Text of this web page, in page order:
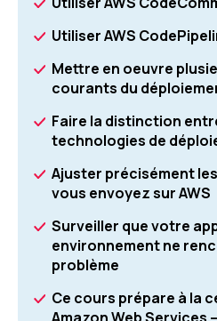
Utiliser AWS
Mettre en oeuvre
courants du
Faire la distinction
technologies de
Ajuster précisément
vous envoyez sur AWS
Surveiller que votre
environnement ne
problème
Ce cours prépare à la